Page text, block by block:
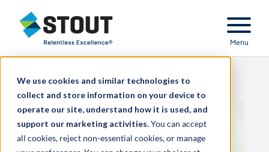
We use cookies and similar technologies to
collect and store information on your device to
operate our site, understand how it is used, and
support our marketing activities.You can accept
all cookies, reject non-essential cookies, or manage
Stout Relentless Excellence
Menu